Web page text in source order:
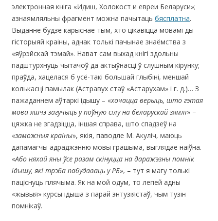
электронная кніга «Идиш, Холокост и евреи Беларуси»;
азнаямляльны фрагмент можна пачытаць бясплатна.
Выданне будзе карыснае тым, хто цікавіцца мовамі ды
гісторыяй краіны, аднак толькі пачынае знаёмства з
«яўрэйскай тэмай». Нават сам выхад кнігі здольны
падштурхнуць чытачоў да актыўнасці ў слушным кірунку;
праўда, хацелася б усё-такі большай глыбіні, меншай
колькасці памылак (Астравух стаў «Астарухам» і г. д.)… З
пажаданнем аўтаркі ідышу – «хочацца верыць, што гэтая
мова яшчэ загучыць у поўную сілу на беларускай зямлі» –
цяжка не згадзіцца, іншая справа, што спадзеў на
«заможныя краіны», якія, паводле М. Акуліч, маюць
дапамагчы адраджэнню мовы грашыма, выглядае наіўна.
«Або няхай яны ўсе разам скінуцца на даражэзны помнік
ідышу, які трэба пабудаваць у РБ», – тут я магу толькі
паціснуць плячыма. Як на мой одум, то лепей адны
«жывыя» курсы ідыша з парай энтузіястаў, чым тузін
помнікаў.